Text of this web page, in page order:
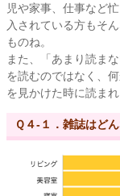
児や家事、仕事など
入されている方もそ
ものね。
また、「あまり読ま
を読むのではなく、
を見かけた時に読まれ
Ｑ４-１．雑誌はど